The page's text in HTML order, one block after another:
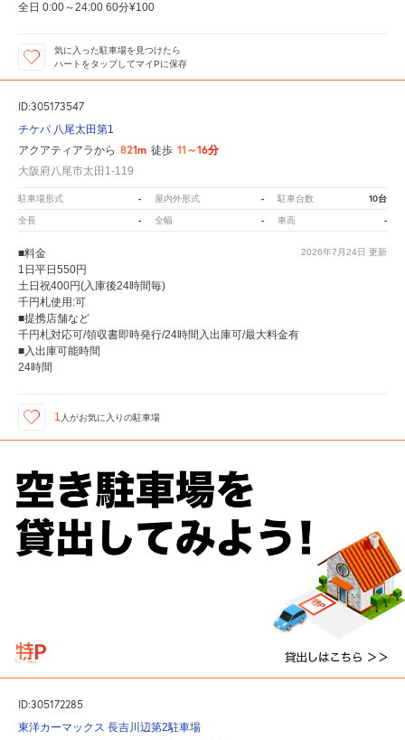
全日 0:00～24:00 60分¥100
気に入った駐車場を見つけたら
ハートをタップしてマイPに保存
ID:305173547
チケパ 八尾太田第1
アクアティアラから 821m 徒歩 11～16分
大阪府八尾市太田1-119
駐車場形式 - 屋内外形式 - 駐車台数 10台
全長 - 全幅 - 車高 -
2026年7月24日 更新
■料金
1日平日550円
土日祝400円(入庫後24時間毎)
千円札使用:可
■提携店舗など
千円札対応可/領収書即時発行/24時間入出庫可/最大料金有
■入出庫可能時間
24時間
1 人がお気に入りの駐車場
ID:305172285
東洋カーマックス 長吉川辺第2駐車場